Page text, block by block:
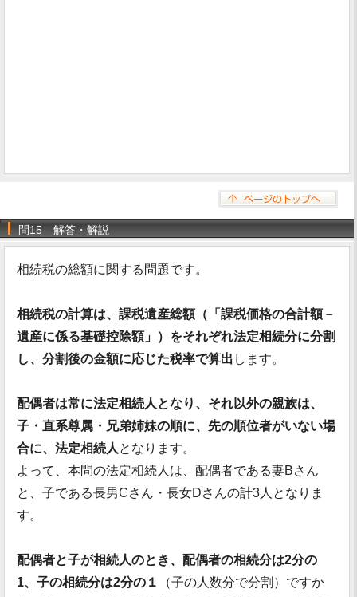
問15 解答・解説
相続税の総額に関する問題です。
相続税の計算は、課税遺産総額（「課税価格の合計額－
遺産に係る基礎控除額」）をそれぞれ法定相続分に分割
し、分割後の金額に応じた税率で算出 します。
配偶者は常に法定相続人となり、それ以外の親族は、
子・直系尊属・兄弟姉妹の順に、先の順位者がいない場
合に、法定相続人 となります。
よって、本問の法定相続人は、配偶者である妻Bさん
と、子である長男Cさん・長女Dさんの計3人となりま
す。
配偶者と子が相続人のとき、配偶者の相続分は2分の
1、子の相続分は2分の１
（子の人数分で分割）ですか